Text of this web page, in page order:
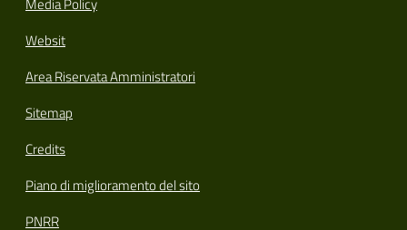
Media Policy
Websit
Area Riservata Amministratori
Sitemap
Credits
Piano di miglioramento del sito
PNRR